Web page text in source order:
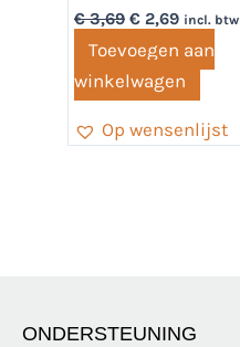
€3,69 € 2,69 incl. btw
Toevoegen aan
winkelwagen
Op wensenlijst
ONDERSTEUNING